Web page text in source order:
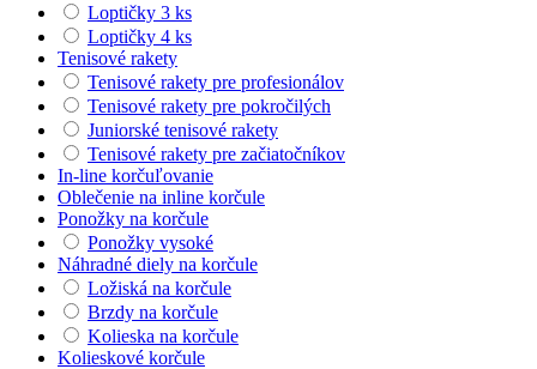
Loptičky 3 ks
Loptičky 4 ks
Tenisové rakety
Tenisové rakety pre profesionálov
Tenisové rakety pre pokročilých
Juniorské tenisové rakety
Tenisové rakety pre začiatočníkov
In-line korčuľovanie
Oblečenie na inline korčule
Ponožky na korčule
Ponožky vysoké
Náhradné diely na korčule
Ložiská na korčule
Brzdy na korčule
Kolieska na korčule
Kolieskové korčule